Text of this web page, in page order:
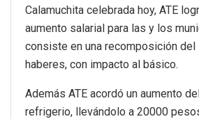
Calamuchita celebrada hoy, ATE
aumento salarial para las y los
consiste en una recomposición del
haberes, con impacto al básico.
Además ATE acordó un aumento
refrigerio, llevándolo a 20000